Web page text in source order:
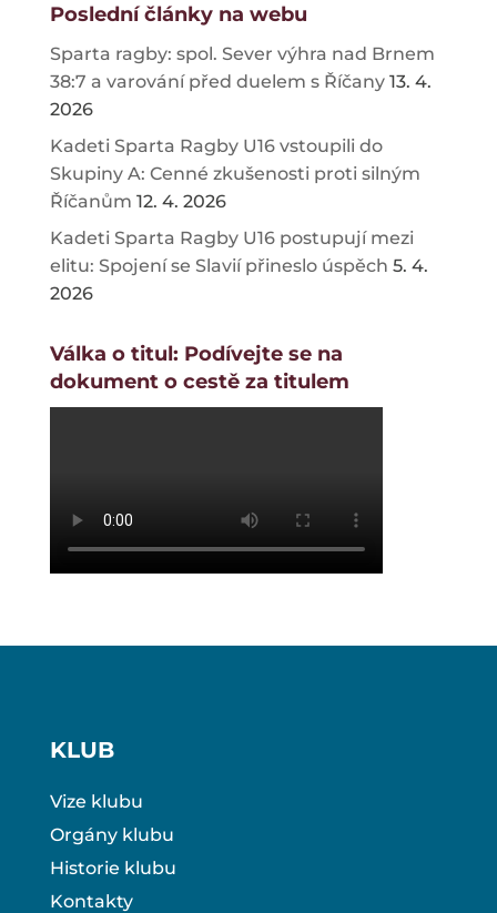
Poslední články na webu
Sparta ragby: spol. Sever výhra nad Brnem
38:7 a varování před duelem s Říčany 13. 4.
2026
Kadeti Sparta Ragby U16 vstoupili do
Skupiny A: Cenné zkušenosti proti silným
Říčanům 12. 4. 2026
Kadeti Sparta Ragby U16 postupují mezi
elitu: Spojení se Slavií přineslo úspěch 5. 4.
2026
Válka o titul: Podívejte se na
dokument o cestě za titulem
KLUB
Vize klubu
Orgány klubu
Historie klubu
Kontakty